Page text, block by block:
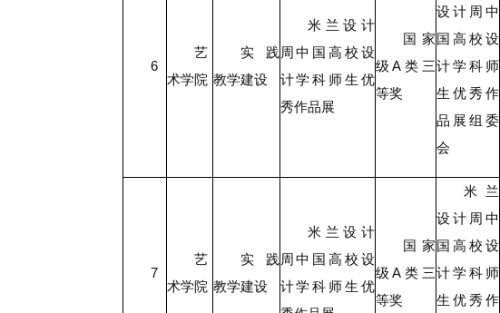
6
艺
术学院
实践
教学建设
米兰设计
周中国高校设
计学科师生优
秀作品展
国家
级A类三
等奖
设计周中
国高校设
计学科师
生优秀作
品展组委
会
7
艺
术学院
实践
教学建设
米兰设计
周中国高校设
计学科师生优
国家
级A类三
等奖
米兰
设计周中
国高校设
计学科师
生优秀作